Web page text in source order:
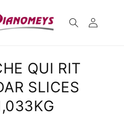
QUI RIT
SLICES